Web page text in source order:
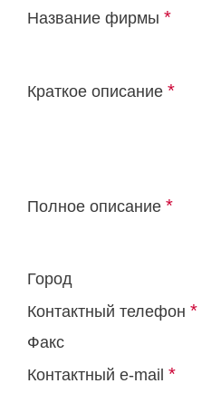
Название фирмы *
Краткое описание *
Полное описание *
Город
Контактный телефон *
Факс
Контактный e-mail *